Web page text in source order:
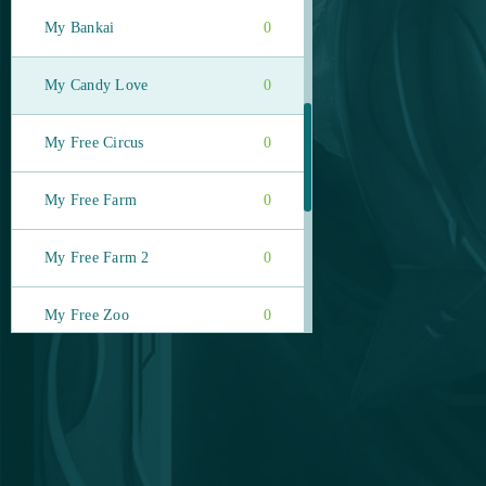
My Bankai 0
My Candy Love 0
My Free Circus 0
My Free Farm 0
My Free Farm 2 0
My Free Zoo 0